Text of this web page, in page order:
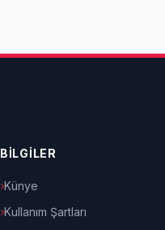
BİLGİLER
Künye
Kullanım Şartları